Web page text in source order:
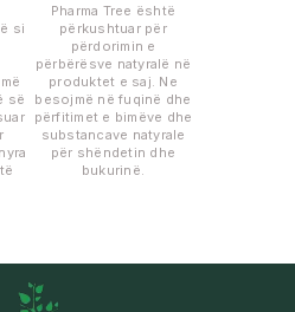
si
së
Pharma Tree është
përkushtuar për
përdorimin e
përbërësve natyralë në
produktet e saj. Ne
besojmë në fuqinë dhe
përfitimet e bimëve dhe
substancave natyrale
për shëndetin dhe
bukurinë.